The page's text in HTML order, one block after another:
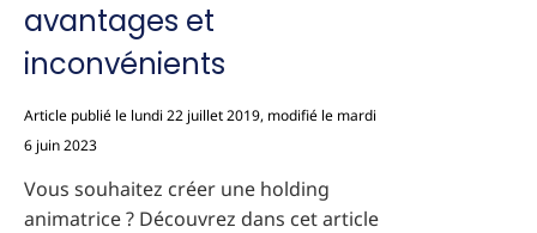
avantages et
inconvénients
Article publié le lundi 22 juillet 2019, modifié le mardi
6 juin 2023
Vous souhaitez créer une holding
animatrice ? Découvrez dans cet article